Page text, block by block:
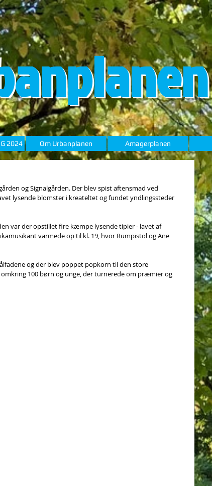
2024 Om Urbanplanen Amagerplanen
og Signalgården. Der blev spist aftensmad ved
lysende blomster i kreateltet og fundet yndlingssteder
var der opstillet fire kæmpe lysende tipier - lavet af
varmede op til kl. 19, hvor Rumpistol og Ane
og der blev poppet popkorn til den store
100 børn og unge, der turnerede om præmier og